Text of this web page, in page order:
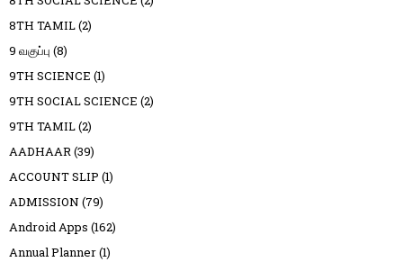
8TH TAMIL(2)
9 வகுப்பு (8)
9TH SCIENCE (1)
9TH SOCIAL SCIENCE (2)
9TH TAMIL(2)
AADHAAR(39)
ACCOUNT SLIP (1)
ADMISSION (79)
Android Apps (162)
Annual Planner(1)